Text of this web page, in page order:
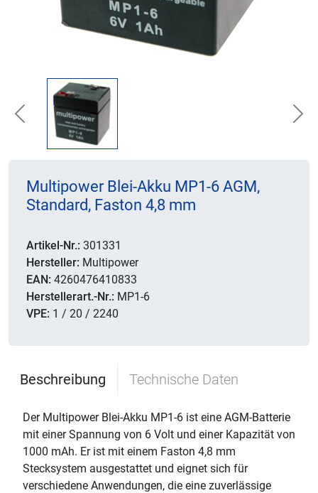
Previous
Multipower Blei-Akku MP1-6 AGM,
Standard, Faston 4,8 mm
Artikel-Nr.: 301331
Hersteller: Multipower
EAN: 4260476410833
Herstellerart.-Nr.: MP1-6
VPE: 1 / 20 / 2240
Beschreibung Technische Daten
Der Multipower Blei-Akku MP1-6 ist eine AGM-Batterie
mit einer Spannung von 6 Volt und einer Kapazität von
1000 mAh. Er ist mit einem Faston 4,8 mm
Stecksystem ausgestattet und eignet sich für
verschiedene Anwendungen, die eine zuverlässige